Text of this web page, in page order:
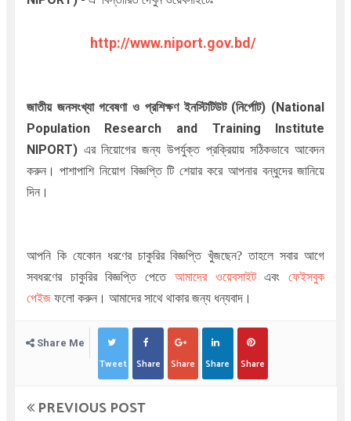
http://www.niport.gov.bd/
জাতীয় জনসংখ্যা গবেষণা ও প্রশিক্ষণ ইনস্টিটিউট (নির্পোট) (National
Population Research and Training Institute
NIPORT) এর নিয়োগের জন্য উপর্যুক্ত প্রক্রিয়ায় সঠিকভাবে আবেদন
করুন। পাশাপাশি নিয়োগ বিজ্ঞপ্তি টি শেয়ার করে আপনার বন্ধুদের জানিয়ে
দিন।
আপনি কি যেকোন ধরণের চাকুরির বিজ্ঞপ্তি খুঁজছেন?তাহলে সবার আগে
সবধরণের চাকুরির বিজ্ঞপ্তি পেতে
আমাদের ওয়েবসাইট এবংফেইসবুক
পেইজফলো করুন। আমাদের সাথে থাকার জন্য ধন্যবাদ।
Share Me
Tweet Share Share Share Share
PREVIOUS POST